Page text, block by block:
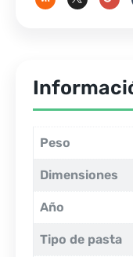
Peso
Dimensiones
Año
Tipo de pasta